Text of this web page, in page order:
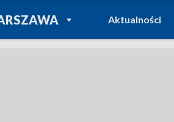
POWRÓT DO
TVP REGIONY
Aktualności